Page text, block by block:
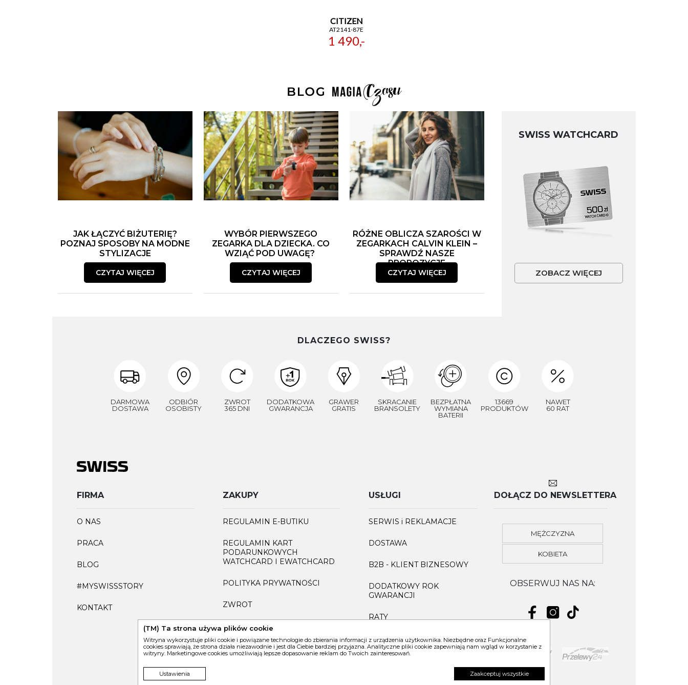
CITIZEN
AT2141-87E
1 490,-
JAK ŁĄCZYĆ BIŻUTERIĘ?
POZNAJ SPOSOBY NA MODNE
STYLIZACJE
CZYTAJ WIĘCEJ
WYBÓR PIERWSZEGO
ZEGARKA DLA DZIECKA. CO
WZIĄĆ POD UWAGĘ?
CZYTAJ WIĘCEJ
RÓŻNE OBLICZA SZAROŚCI W
ZEGARKACH CALVIN KLEIN –
SPRAWDŹ NASZE
PROPOZYCJE
CZYTAJ WIĘCEJ
SWISS WATCHCARD
ZOBACZ WIĘCEJ
DLACZEGO SWISS?
DARMOWA
DOSTAWA
ODBIÓR
OSOBISTY
ZWROT
365 DNI
DODATKOWA
GWARANCJA
GRAWER
GRATIS
SKRACANIE
BRANSOLETY
BEZPŁATNA
WYMIANA
BATERII
13669
PRODUKTÓW
NAWET
60 RAT
FIRMA
O NAS
PRACA
BLOG
#MYSWISSSTORY
KONTAKT
ZAKUPY
REGULAMIN E-BUTIKU
REGULAMIN KART
PODARUNKOWYCH
WATCHCARD I EWATCHCARD
POLITYKA PRYWATNOŚCI
ZWROT
FAQ
USŁUGI
SERWIS i REKLAMACJE
DOSTAWA
B2B - KLIENT BIZNESOWY
DODATKOWY ROK
GWARANCJI
RATY
GRAWEROWANIE
DOŁĄCZ DO NEWSLETTERA
MĘŻCZYZNA
KOBIETA
OBSERWUJ NAS NA:
(TM) Ta strona używa plików cookie
Witryna wykorzystuje pliki cookie i powiązane technologie do zbierania informacji z urządzenia użytkownika. Niezbędne oraz Funkcjonalne
cookies sprawiają, że strona działa niezawodnie i jest dla Ciebie bardziej przyjazna. Analityczne pliki cookie zapewniają nam wgląd w korzystanie z
witryny. Marketingowe cookies umożliwiają lepsze dopasowanie reklam do Twoich zainteresowań.
Ustawienia Zaakceptuj wszystkie